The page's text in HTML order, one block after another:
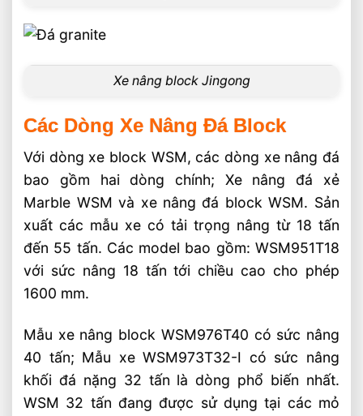
Xe nâng block Jingong
Các Dòng Xe Nâng Đá Block
Với dòng xe block WSM, các dòng xe nâng đá
bao gồm hai dòng chính; Xe nâng đá xẻ
Marble WSM và xe nâng đá block WSM. Sản
xuất các mẫu xe có tải trọng nâng từ 18 tấn
đến 55 tấn. Các model bao gồm: WSM951T18
với sức nâng 18 tấn tới chiều cao cho phép
1600 mm.
Mẫu xe nâng block WSM976T40 có sức nâng
40 tấn; Mẫu xe WSM973T32-I có sức nâng
khối đá nặng 32 tấn là dòng phổ biến nhất.
WSM 32 tấn đang được sử dụng tại các mỏ